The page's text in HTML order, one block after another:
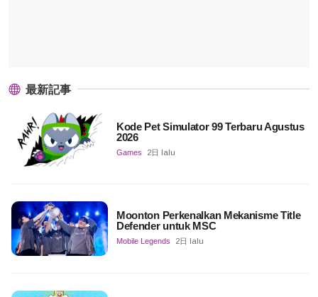
最新記事
Kode Pet Simulator 99 Terbaru Agustus
2026
Games 2日 lalu
Moonton Perkenalkan Mekanisme Title
Defender untuk MSC
Mobile Legends 2日 lalu